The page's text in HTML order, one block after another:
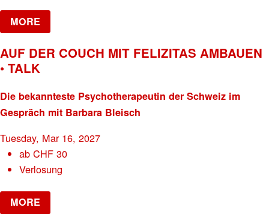
MORE
AUF DER COUCH MIT FELIZITAS AMBAUEN
• TALK
Die bekannteste Psychotherapeutin der Schweiz im
Gespräch mit Barbara Bleisch
Tuesday, Mar 16, 2027
abCHF 30
Verlosung
MORE